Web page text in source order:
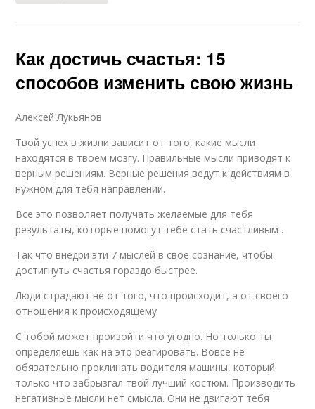
Как достичь счастья: 15
способов изменить свою жизнь
Алексей Лукьянов
Твой успех в жизни зависит от того, какие мысли
находятся в твоем мозгу. Правильные мысли приводят к
верным решениям. Верные решения ведут к действиям в
нужном для тебя направлении.
Все это позволяет получать желаемые для тебя
результаты, которые помогут тебе стать счастливым .
Так что внедри эти 7 мыслей в свое сознание, чтобы
достигнуть счастья гораздо быстрее.
Люди страдают не от того, что происходит, а от своего
отношения к происходящему
С тобой может произойти что угодно. Но только ты
определяешь как на это реагировать. Вовсе не
обязательно проклинать водителя машины, который
только что забрызгал твой лучший костюм. Производить
негативные мысли нет смысла. Они не двигают тебя